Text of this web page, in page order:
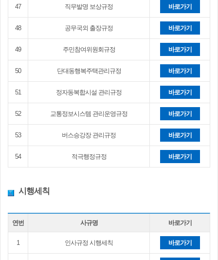
47 직무발명 보상규정 바로가기
48 공무국외 출장규정 바로가기
49 주민참여위원회규정 바로가기
50 단대동행복주택관리규정 바로가기
51 정자동복합시설 관리규정 바로가기
52 교통정보시스템 관리운영규정 바로가기
53 버스승강장 관리규정 바로가기
54 적극행정규정 바로가기
시행세칙
연번 사규명 바로가기
1 인사규정 시행세칙 바로가기